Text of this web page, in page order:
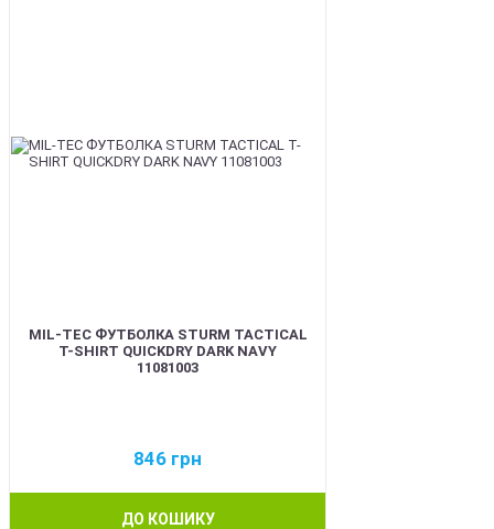
MIL-TEC ФУТБОЛКА STURM TACTICAL
T-SHIRT QUICKDRY DARK NAVY
11081003
846 грн
ДО КОШИКУ